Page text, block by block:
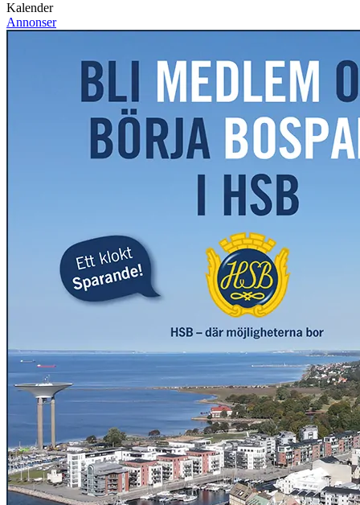
Kalender
Annonser